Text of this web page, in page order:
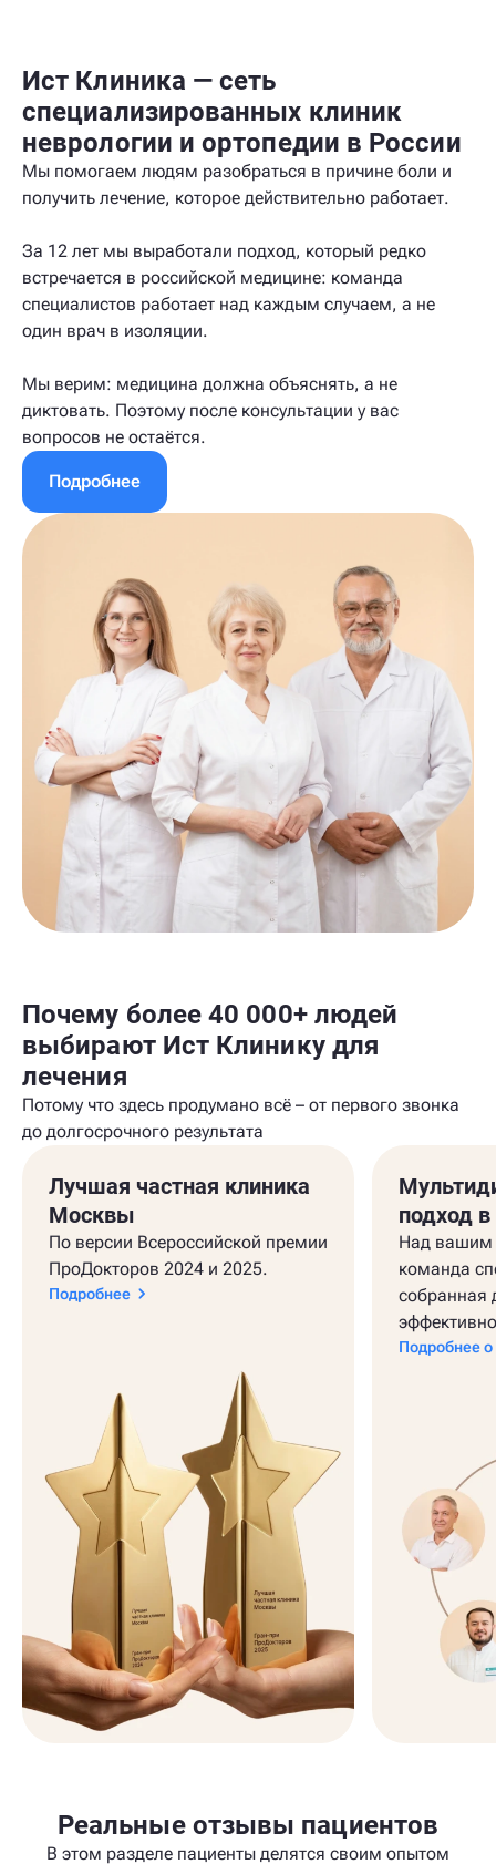
Ист Клиника — сеть
специализированных клиник
неврологии и ортопедии в России
Мы помогаем людям разобраться в причине боли и
получить лечение, которое действительно работает.
За 12 лет мы выработали подход, который редко
встречается в российской медицине: команда
специалистов работает над каждым случаем, а не
один врач в изоляции.
Мы верим: медицина должна объяснять, а не
диктовать. Поэтому после консультации у вас
вопросов не остаётся.
Подробнее
Почему более 40 000+ людей
выбирают Ист Клинику для
лечения
Потому что здесь продумано всё – от первого звонка
до долгосрочного результата
Лучшая частная клиника
Москвы
По версии Всероссийской премии
ПроДокторов 2024 и 2025.
Подробнее
подход
Над вашим
команда
собранная
Подробнее о
Реальные отзывы пациентов
В этом разделе пациенты делятся своим опытом